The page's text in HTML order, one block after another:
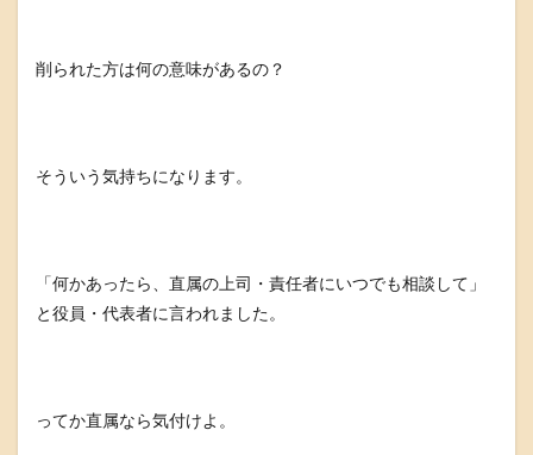
削られた方は何の意味があるの？
そういう気持ちになります。
「何かあったら、直属の上司・責任者にいつでも相談して」
と役員・代表者に言われました。
ってか直属なら気付けよ。